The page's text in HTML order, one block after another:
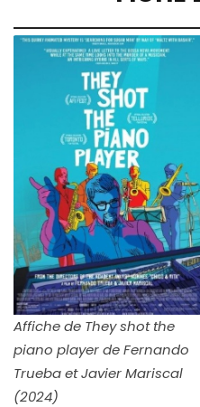
Affiche de They shot the
piano player de Fernando
Trueba et Javier Mariscal
(2024)